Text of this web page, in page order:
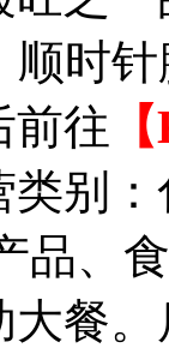
顺时
前往
类别
品、
餐